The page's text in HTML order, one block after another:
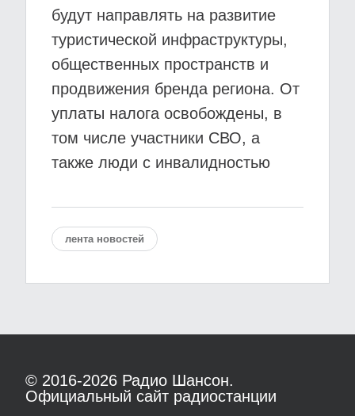
будут направлять на развитие
туристической инфраструктуры,
общественных пространств и
продвижения бренда региона. От
уплаты налога освобождены, в
том числе участники СВО, а
также люди с инвалидностью
лента новостей
© 2016-2026 Радио Шансон.
Официальный сайт радиостанции